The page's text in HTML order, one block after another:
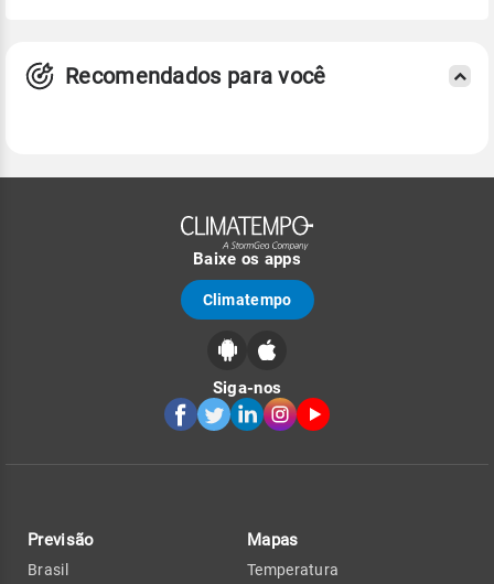
Recomendados para você
Baixe os apps
Climatempo
Siga-nos
Previsão
Brasil
Mapas
Temperatura